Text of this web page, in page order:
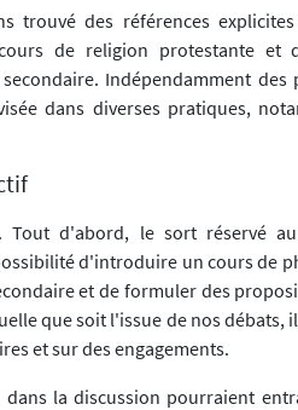
trouvé des références
de religion protestante et
Indépendamment des
dans diverses pratiques,
Tout d'abord, le sort réservé
d'introduire un cours de
et de formuler des
que soit l'issue de nos débats,
et sur des engagements.
la discussion pourraient